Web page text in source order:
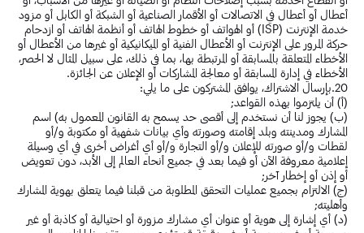
أعطال أو أعطال في الاتصالات أو الأقمار الصناعية أو الشبكة أو الكابل أو مزود
خدمة الإنترنت (ISP) أو الهواتف أو خطوط الهاتف أو أنظمة الهاتف أو ازدحام
حركة المرور على الإنترنت أو الأعطال الفنية أو الميكانيكية أو غيرها من الأعطال أو
الأخطاء المتعلقة بالمسابقة أو المرتبطة بها، بما في ذلك، على سبيل المثال لا الحصر،
الأخطاء في إدارة المسابقة أو معالجة المشاركات أو الإعلان عن الجائزة.
20.بإرسال الاشتراك، يوافق المشتركون على ما يلي:
(أ) أن يلتزموا بهذه القواعد;
(ب) يجوز لنا أن نستخدم إلى أقصى حد يسمح به القانون المعمول به) اسم
المشارك ومدينته وبلد إقامته وصورته وأي بيانات شفهية أو مكتوبة و/أو
لقطات و/أو صورته للإعلان و/أو التجارة و/أو أي أغراض أخرى في أي وسيلة
إعلامية معروفة الآن أو فيما بعد في جميع أنحاء العالم إلى الأبد، دون تعويض
أو إذن أو إخطار آخر;
(ج) الالتزام بجميع عمليات التحقق المطلوبة من قبلنا فيما يتعلق بهوية المشارك
وأهليته;
(د) أي إشارة إلى هوية أو عنوان أي مشارك مزورة أو احتيالية أو كاذبة أو غير